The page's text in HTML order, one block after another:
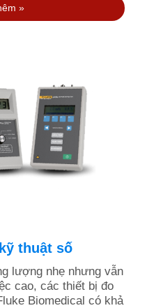
»
thuật số
lượng nhẹ nhưng vẫn
cao, các thiết bị đo
Biomedical có khả